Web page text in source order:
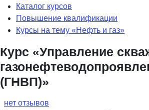
Каталог курсов
Повышение квалификации
Курсы на тему «Нефть и газ»
Курс «Управление
(ГНВП)»
нет отзывов